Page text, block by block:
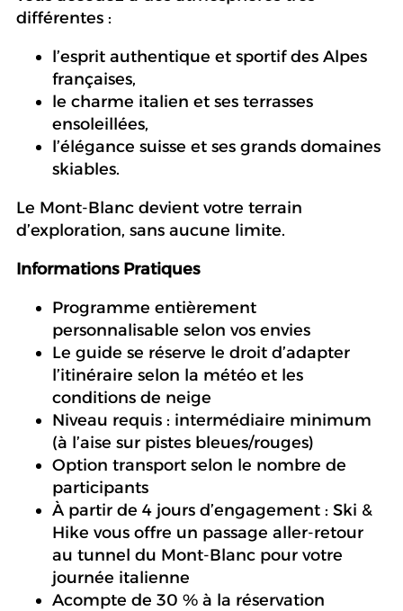
différentes :
l’esprit authentique et sportif des Alpes
françaises,
le charme italien et ses terrasses
ensoleillées,
l’élégance suisse et ses grands domaines
skiables.
Le Mont-Blanc devient votre terrain
d’exploration, sans aucune limite.
Informations Pratiques
Programme entièrement
personnalisable selon vos envies
Le guide se réserve le droit d’adapter
l’itinéraire selon la météo et les
conditions de neige
Niveau requis : intermédiaire minimum
(à l’aise sur pistes bleues/rouges)
Option transport selon le nombre de
participants
À partir de 4 jours d’engagement : Ski &
Hike vous offre un passage aller-retour
au tunnel du Mont-Blanc pour votre
journée italienne
Acompte de 30 % à la réservation